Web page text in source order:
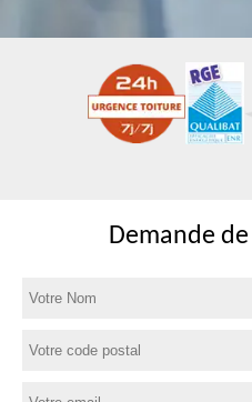
Demande